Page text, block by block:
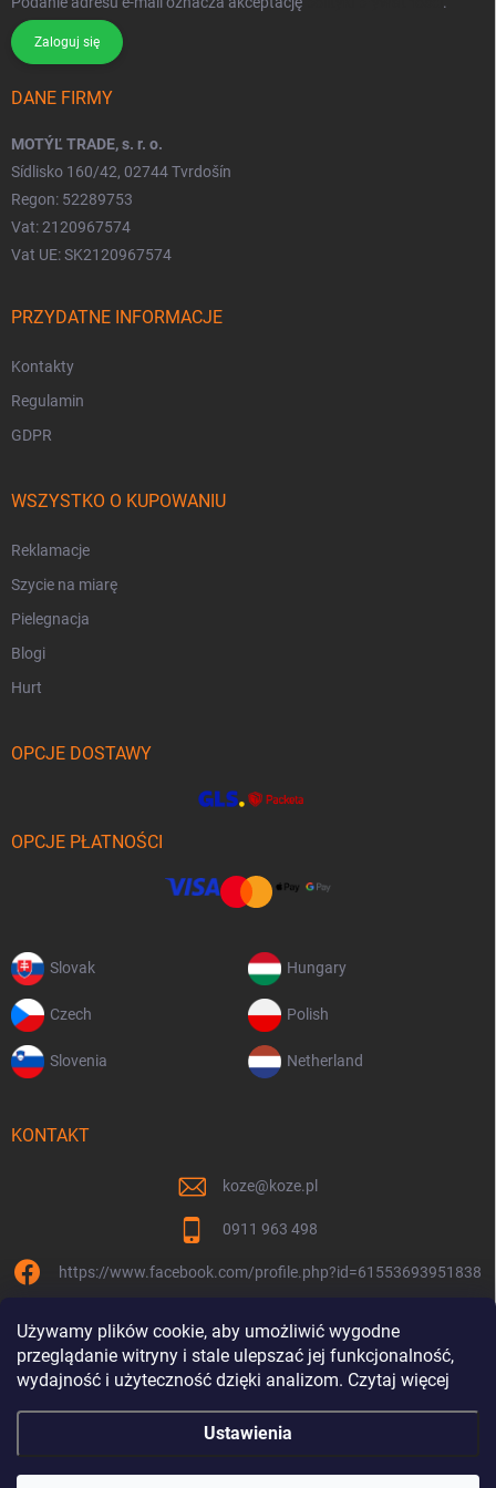
Używamy plików cookie, aby umożliwić wygodne
przeglądanie witryny i stale ulepszać jej funkcjonalność,
wydajność i użyteczność dzięki analizom. Czytaj więcej
Ustawienia
Zaloguj się
DANE FIRMY
MOTÝĽ TRADE, s. r. o.
Sídlisko 160/42, 02744 Tvrdošín
Regon: 52289753
Vat: 2120967574
Vat UE: SK2120967574
PRZYDATNE INFORMACJE
Kontakty
Regulamin
GDPR
WSZYSTKO O KUPOWANIU
Reklamacje
Szycie na miarę
Pielegnacja
Blogi
Hurt
OPCJE DOSTAWY
OPCJE PŁATNOŚCI
Slovak Hungary
Czech Polish
Slovenia Netherland
KONTAKT
koze@koze.pl
0911 963 498
https://www.facebook.com/profile.php?id=61553693951838
Jesteśmy razem od 9 lat